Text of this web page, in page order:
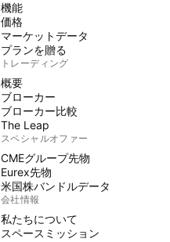
機能
価格
マーケットデータ
プランを贈る
トレーディング
概要
ブローカー
ブローカー比較
The Leap
スペシャルオファー
CMEグループ先物
Eurex先物
米国株バンドルデータ
会社情報
私たちについて
スペースミッション